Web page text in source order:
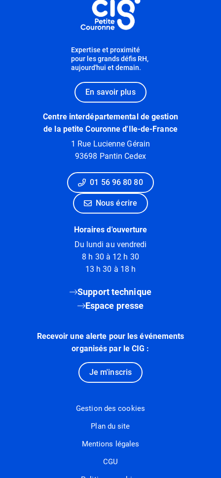
Expertise et proximité
pour les grands défis RH,
aujourd'hui et demain.
En savoir plus
Centre interdépartemental de gestion
de la petite Couronne d'Ile-de-France
1 Rue Lucienne Gérain
93698 Pantin Cedex
01 56 96 80 80
Nous écrire
Horaires d'ouverture
Du lundi au vendredi
8 h 30 à 12 h 30
13 h 30 à 18 h
Support technique
Espace presse
Recevoir une alerte pour les événements
organisés par le CIG :
Je m'inscris
Gestion des cookies
Plan du site
Mentions légales
CGU